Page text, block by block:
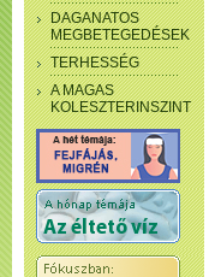
DAGANATOS
MEGBETEGEDÉSEK
TERHESSÉG
A MAGAS
KOLESZTERINSZINT